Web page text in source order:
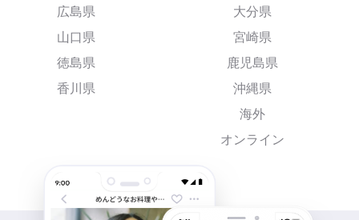
広島県
山口県
徳島県
香川県
大分県
宮崎県
鹿児島県
沖縄県
海外
オンライン